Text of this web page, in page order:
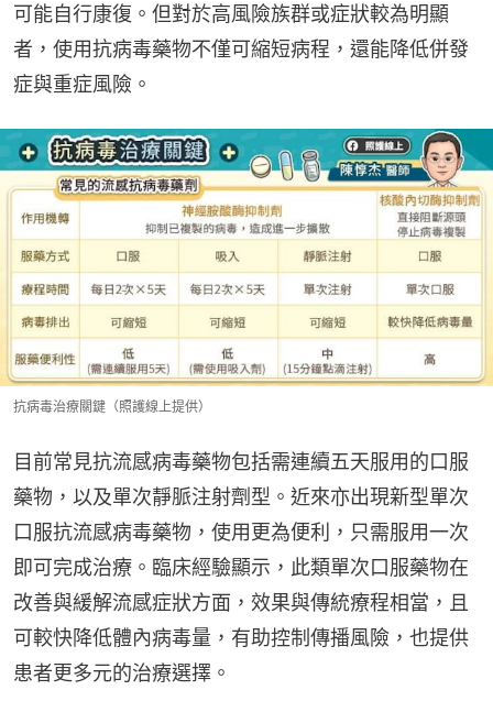
可能自行康復。但對於高風險族群或症狀較為明顯
者，使用抗病毒藥物不僅可縮短病程，還能降低併發
症與重症風險。
抗病毒治療關鍵（照護線上提供）
目前常見抗流感病毒藥物包括需連續五天服用的口服
藥物，以及單次靜脈注射劑型。近來亦出現新型單次
口服抗流感病毒藥物，使用更為便利，只需服用一次
即可完成治療。臨床經驗顯示，此類單次口服藥物在
改善與緩解流感症狀方面，效果與傳統療程相當，且
可較快降低體內病毒量，有助控制傳播風險，也提供
患者更多元的治療選擇。